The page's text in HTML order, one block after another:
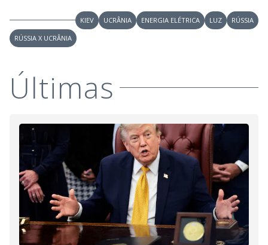
KIEV UCRÂNIA ENERGIA ELÉTRICA LUZ
RÚSSIA
RÚSSIA X UCRÂNIA
Últimas